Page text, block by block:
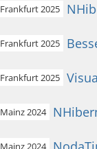
Frankfurt 2025
Frankfurt 2025
Frankfurt 2025
Mainz 2024
Mainz 2024